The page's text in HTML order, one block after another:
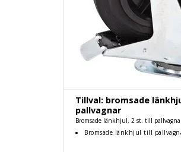
Tillval: bromsade
pallvagnar
Bromsade länkhjul, 2 st. till
Bromsade länkhjul till